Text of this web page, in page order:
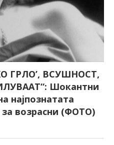
ГРЛО’, ВСУШНОСТ,
Шокантни
најпознатата
возрасни (ФОТО)